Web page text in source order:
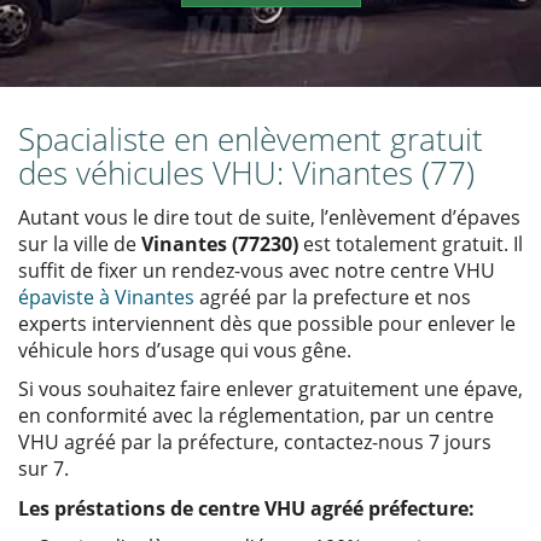
Spacialiste en enlèvement gratuit
des véhicules VHU: Vinantes (77)
Autant vous le dire tout de suite, l’enlèvement d’épaves
sur la ville deVinantes (77230) est totalement gratuit. Il
suffit de fixer un rendez-vous avec notre centre VHU
épaviste à Vinantes agréé par la prefecture et nos
experts interviennent dès que possible pour enlever le
véhicule hors d’usage qui vous gêne.
Si vous souhaitez faire enlever gratuitement une épave,
en conformité avec la réglementation, par un centre
VHU agréé par la préfecture, contactez-nous 7 jours
sur 7.
Les préstations de centre VHU agréé préfecture: